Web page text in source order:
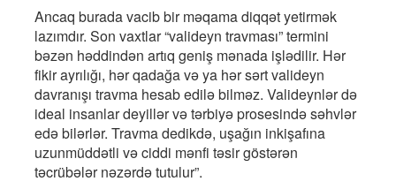
Ancaq burada vacib bir məqama diqqət yetirmək
lazımdır. Son vaxtlar “valideyn travması” termini
bəzən həddindən artıq geniş mənada işlədilir. Hər
fikir ayrılığı, hər qadağa və ya hər sərt valideyn
davranışı travma hesab edilə bilməz. Valideynlər də
ideal insanlar deyillər və tərbiyə prosesində səhvlər
edə bilərlər. Travma dedikdə, uşağın inkişafına
uzunmüddətli və ciddi mənfi təsir göstərən
təcrübələr nəzərdə tutulur”.